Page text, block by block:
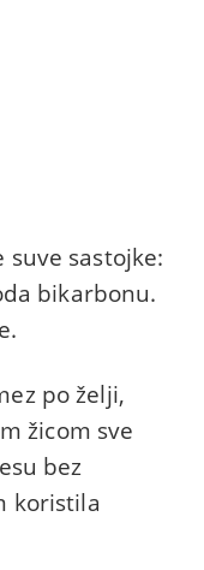
sastojke:
bikarbonu.
po želji,
žicom sve
bez
koristila